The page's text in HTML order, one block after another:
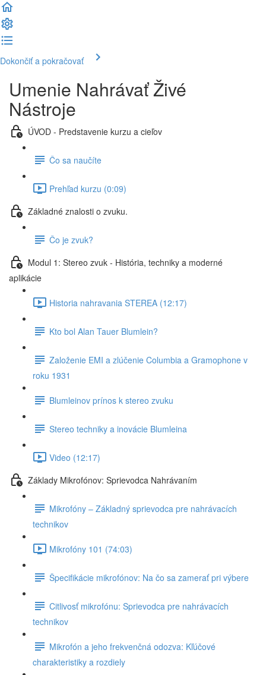
Dokončiť a pokračovať
Umenie Nahrávať Živé
Nástroje
ÚVOD - Predstavenie kurzu a cieľov
Čo sa naučíte
Prehľad kurzu (0:09)
Základné znalosti o zvuku.
Čo je zvuk?
Modul 1: Stereo zvuk - História, techniky a moderné
aplikácie
Historia nahravania STEREA (12:17)
Kto bol Alan Tauer Blumlein?
Založenie EMI a zlúčenie Columbia a Gramophone v
roku 1931
Blumleinov prínos k stereo zvuku
Stereo techniky a inovácie Blumleina
Video (12:17)
Základy Mikrofónov: Sprievodca Nahrávaním
Mikrofóny – Základný sprievodca pre nahrávacích
technikov
Mikrofóny 101 (74:03)
Špecifikácie mikrofónov: Na čo sa zamerať pri výbere
Citlivosť mikrofónu: Sprievodca pre nahrávacích
technikov
Mikrofón a jeho frekvenčná odozva: Kľúčové
charakteristiky a rozdiely